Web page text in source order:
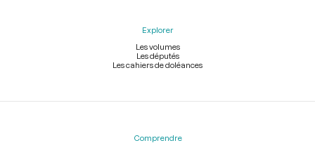
Explorer
Les volumes
Les députés
Les cahiers de doléances
Comprendre